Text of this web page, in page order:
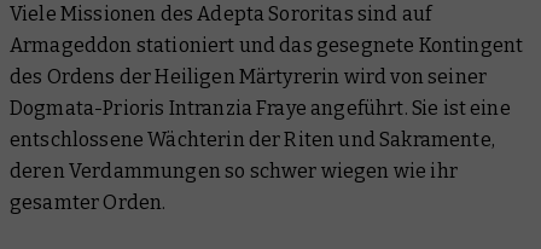
Viele Missionen des Adepta Sororitas sind auf
Armageddon stationiert und das gesegnete Kontingent
des Ordens der Heiligen Märtyrerin wird von seiner
Dogmata-Prioris Intranzia Fraye angeführt. Sie ist eine
entschlossene Wächterin der Riten und Sakramente,
deren Verdammungen so schwer wiegen wie ihr
gesamter Orden.